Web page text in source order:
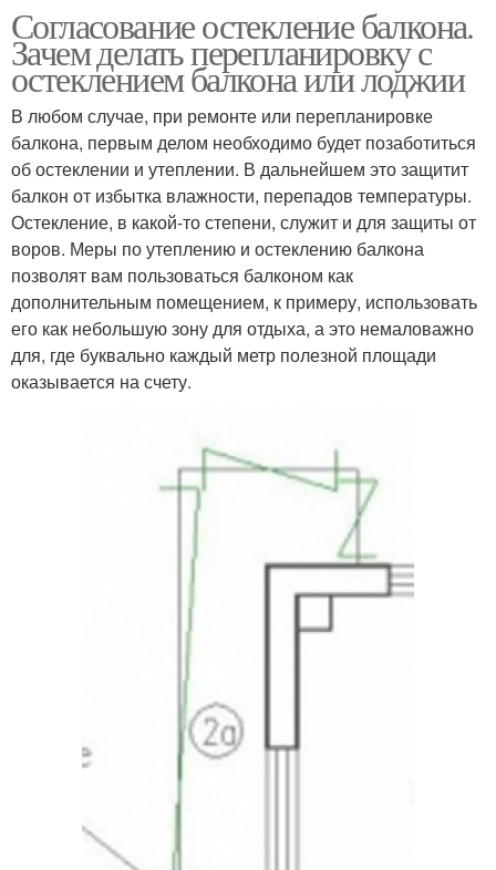
Согласование остекление балкона.
Зачем делать перепланировку с
остеклением балкона или лоджии
В любом случае, при ремонте или перепланировке
балкона, первым делом необходимо будет позаботиться
об остеклении и утеплении. В дальнейшем это защитит
балкон от избытка влажности, перепадов температуры.
Остекление, в какой-то степени, служит и для защиты от
воров. Меры по утеплению и остеклению балкона
позволят вам пользоваться балконом как
дополнительным помещением, к примеру, использовать
его как небольшую зону для отдыха, а это немаловажно
для, где буквально каждый метр полезной площади
оказывается на счету.